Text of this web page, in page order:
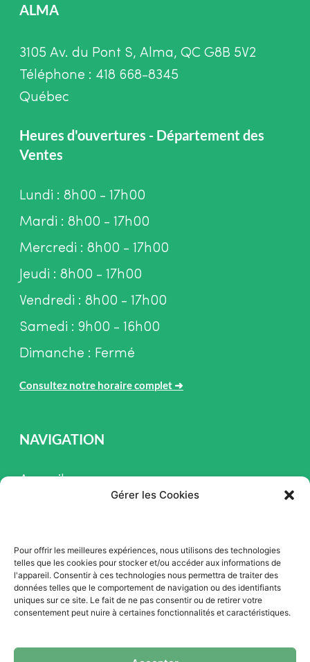
Gérer les Cookies
Pour offrir les meilleures expériences, nous utilisons des technologies
telles que les cookies pour stocker et/ou accéder aux informations de
l'appareil. Consentir à ces technologies nous permettra de traiter des
données telles que le comportement de navigation ou des identifiants
uniques sur ce site. Le fait de ne pas consentir ou de retirer votre
consentement peut nuire à certaines fonctionnalités et caractéristiques.
ALMA
3105 Av. du Pont S, Alma, QC G8B 5V2
Téléphone : 418 668-8345
Québec
Heures d'ouvertures - Département des
Ventes
Lundi : 8h00 - 17h00
Mardi : 8h00 - 17h00
Mercredi : 8h00 - 17h00
Jeudi : 8h00 - 17h00
Vendredi : 8h00 - 17h00
Samedi : 9h00 - 16h00
Dimanche : Fermé
Consultez notre horaire complet ➜
NAVIGATION
Accueil
Promotion
Blogue
Nous contacter